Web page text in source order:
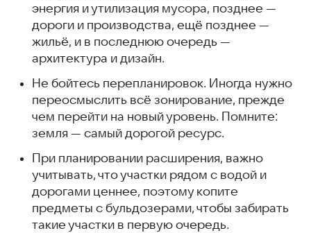
энергия и утилизация мусора, позднее —
дороги и производства, ещё позднее —
жильё, и в последнюю очередь —
архитектура и дизайн.
Не бойтесь перепланировок. Иногда нужно
переосмыслить всё зонирование, прежде
чем перейти на новый уровень. Помните:
земля — самый дорогой ресурс.
При планировании расширения, важно
учитывать, что участки рядом с водой и
дорогами ценнее, поэтому копите
предметы с бульдозерами, чтобы забирать
такие участки в первую очередь.